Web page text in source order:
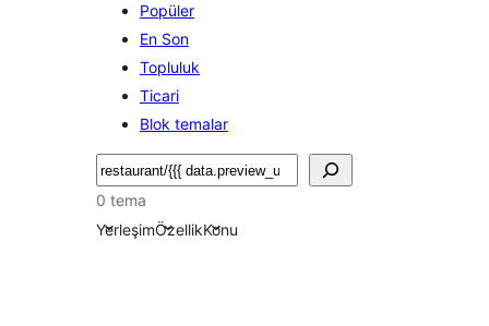
Popüler
En Son
Topluluk
Ticari
Blok temalar
Ara
0 tema
YerleşimÖzellikKonu